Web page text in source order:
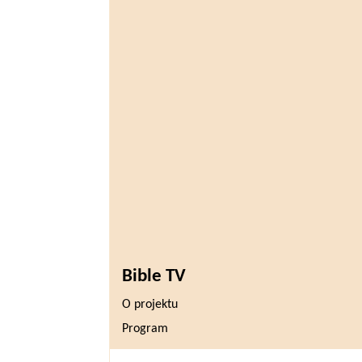
Bible TV
O projektu
Program